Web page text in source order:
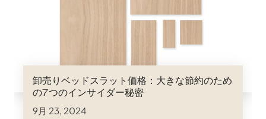
卸売りベッドスラット価格：大きな節約のため
の7つのインサイダー秘密
9月 23, 2024